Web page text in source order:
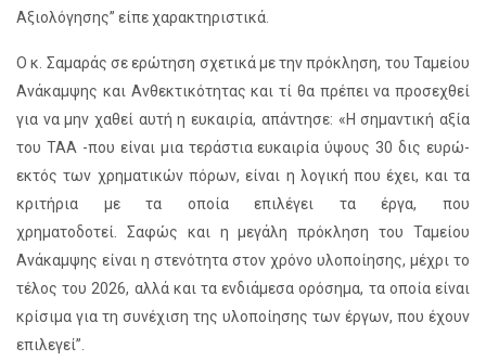
Αξιολόγησης” είπε χαρακτηριστικά.
Ο κ. Σαμαράς σε ερώτηση σχετικά με την πρόκληση, του Ταμείου
Ανάκαμψης και Ανθεκτικότητας και τί θα πρέπει να προσεχθεί
για να μην χαθεί αυτή η ευκαιρία, απάντησε: «Η σημαντική αξία
του ΤΑΑ -που είναι μια τεράστια ευκαιρία ύψους 30 δις ευρώ-
εκτός των χρηματικών πόρων, είναι η λογική που έχει, και τα
κριτήρια με τα οποία επιλέγει τα έργα, που
χρηματοδοτεί. Σαφώς και η μεγάλη πρόκληση του Ταμείου
Ανάκαμψης είναι η στενότητα στον χρόνο υλοποίησης, μέχρι το
τέλος του 2026, αλλά και τα ενδιάμεσα ορόσημα, τα οποία είναι
κρίσιμα για τη συνέχιση της υλοποίησης των έργων, που έχουν
επιλεγεί”.